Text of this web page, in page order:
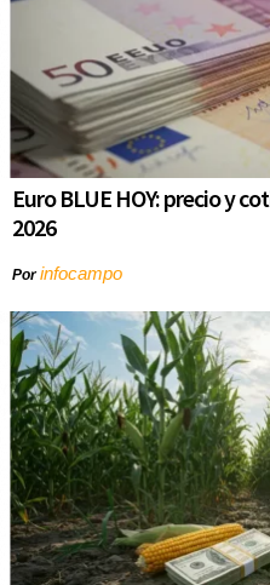
Euro BLUE HOY: precio y
2026
Porinfocampo